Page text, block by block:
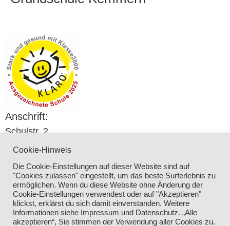
Anschrift:
Schulstr. 2
Telefon:
09544 – 15 05
Email:
verwaltung@grundschule-kemmern.de
Impressum und Datenschutz
Cookie-Hinweis
Die Cookie-Einstellungen auf dieser Website sind auf
"Cookies zulassen" eingestellt, um das beste Surferlebnis zu
ermöglichen. Wenn du diese Website ohne Änderung der
Cookie-Einstellungen verwendest oder auf "Akzeptieren"
klickst, erklärst du sich damit einverstanden. Weitere
Informationen siehe Impressum und Datenschutz. „Alle
akzeptieren“, Sie stimmen der Verwendung aller Cookies zu.